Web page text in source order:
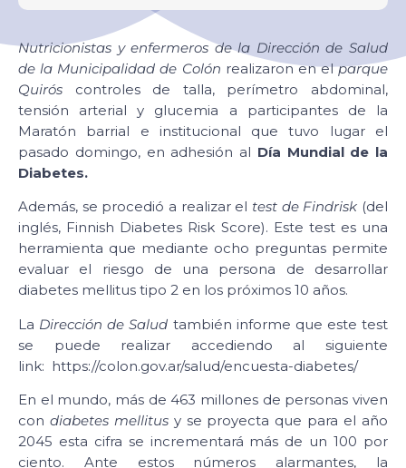
Nutricionistas y enfermeros de la Dirección de Salud
de la Municipalidad de Colón realizaron en elparque
Quirós controles de talla, perímetro abdominal,
tensión arterial y glucemia a participantes de la
Maratón barrial e institucional que tuvo lugar el
pasado domingo, en adhesión al Día Mundial de la
Diabetes.
Además, se procedió a realizar el test de Findrisk (del
inglés, Finnish Diabetes Risk Score). Este test es una
herramienta que mediante ocho preguntas permite
evaluar el riesgo de una persona de desarrollar
diabetes mellitus tipo 2 en los próximos 10 años.
La Dirección de Salud también informe que este test
se puede realizar accediendo al siguiente
link: https://colon.gov.ar/salud/encuesta-diabetes/
En el mundo, más de 463 millones de personas viven
con diabetes mellitusy se proyecta que para el año
2045 esta cifra se incrementará más de un 100 por
ciento. Ante estos números alarmantes, la